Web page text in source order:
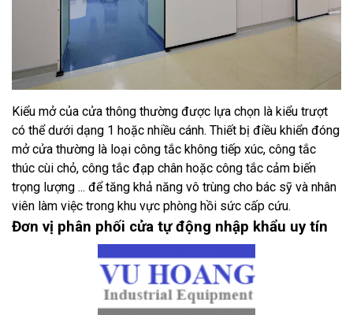
Kiểu mở của cửa thông thường được lựa chọn là kiểu trượt
có thể dưới dạng 1 hoặc nhiều cánh. Thiết bị điều khiển đóng
mở cửa thường là loại công tắc không tiếp xúc, công tắc
thúc cùi chỏ, công tắc đạp chân hoặc công tắc cảm biến
trọng lượng ... để tăng khả năng vô trùng cho bác sỹ và nhân
viên làm việc trong khu vực phòng hồi sức cấp cứu.
Đơn vị phân phối cửa tự động nhập khẩu uy tín